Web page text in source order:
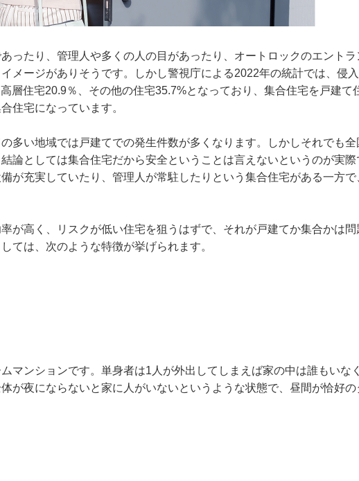
ったり、管理人や多くの人の目があったり、オートロックのエントラ
メージがありそうです。しかし警視庁による2022年の統計では、侵
層住宅20.9％、その他の住宅35.7%となっており、集合住宅を戸建て
住宅になっています。
多い地域では戸建てでの発生件数が多くなります。しかしそれでも全
論としては集合住宅だから安全ということは言えないというのが実際
が充実していたり、管理人が常駐したりという集合住宅がある一方で
が高く、リスクが低い住宅を狙うはずで、それが戸建てか集合かは問
ては、次のような特徴が挙げられます。
マンションです。単身者は1人が外出してしまえば家の中は誰もいな
が夜にならないと家に人がいないというような状態で、昼間が恰好の